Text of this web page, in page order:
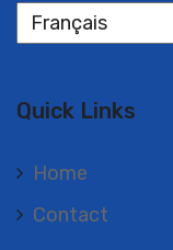
Langues
Quick Links
Home
Contact